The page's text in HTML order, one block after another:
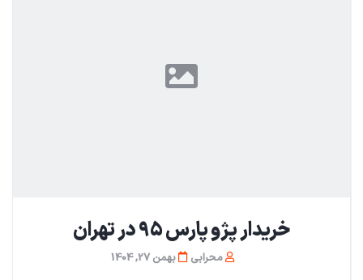
خریدار پژو پارس ۹۵ در تهران
محرابی بهمن 27, 1404